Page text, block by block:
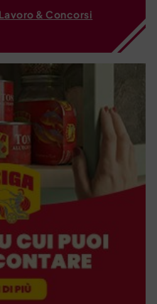
& Concorsi